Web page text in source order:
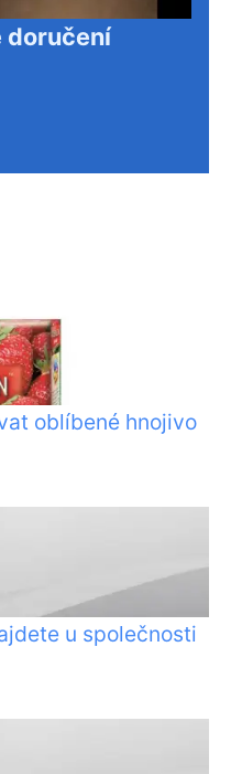
doručení
oblíbené hnojivo
u společnosti